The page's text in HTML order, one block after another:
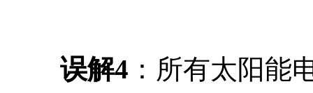
误解4 ：所有太阳能